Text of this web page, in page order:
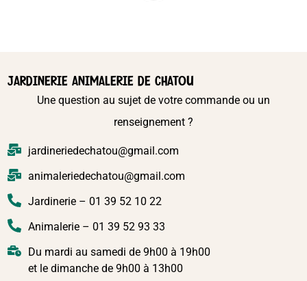
JARDINERIE ANIMALERIE DE CHATOU
Une question au sujet de votre commande ou un
renseignement ?
jardineriedechatou@gmail.com
animaleriedechatou@gmail.com
Jardinerie – 01 39 52 10 22
Animalerie – 01 39 52 93 33
Du mardi au samedi de 9h00 à 19h00
et le dimanche de 9h00 à 13h00